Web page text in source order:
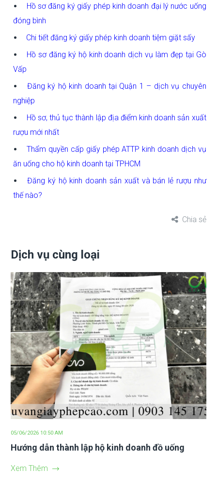
Hồ sơ đăng ký giấy phép kinh doanh đại lý nước uống
đóng bình
Chi tiết đăng ký giấy phép kinh doanh tiệm giặt sấy
Hồ sơ đăng ký hộ kinh doanh dịch vụ làm đẹp tại Gò
Vấp
Đăng ký hộ kinh doanh tại Quận 1 – dịch vụ chuyên
nghiệp
Hồ sơ, thủ tục thành lập địa điểm kinh doanh sản xuất
rượu mới nhất
Thẩm quyền cấp giấy phép ATTP kinh doanh dịch vụ
ăn uống cho hộ kinh doanh tại TPHCM
Đăng ký hộ kinh doanh sản xuất và bán lẻ rượu như
thế nào?
Chia sẻ
Dịch vụ cùng loại
05/06/2026 10:50 AM
Hướng dẫn thành lập hộ kinh doanh đồ uống
Xem Thêm